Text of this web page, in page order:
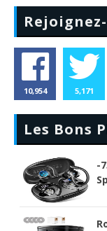
10,954 5,171
Les Bons
-